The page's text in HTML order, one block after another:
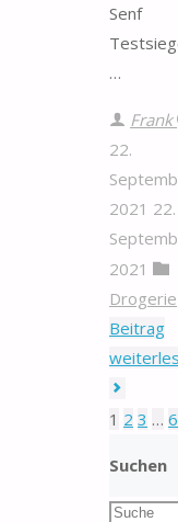
Senf
…
Frank
22.
2021 22.
2021
Drogerie
Beitrag
der
1 2 3 …
Suchen
Suchen